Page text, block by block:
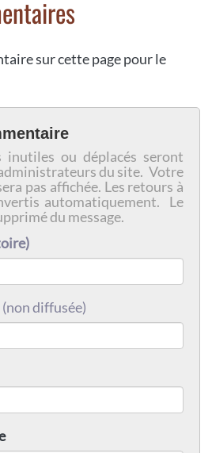
sur cette page pour le
inutiles ou déplacés seront
du site. Votre
pas affichée. Les retours à
automatiquement. Le
du message.
(non diffusée)